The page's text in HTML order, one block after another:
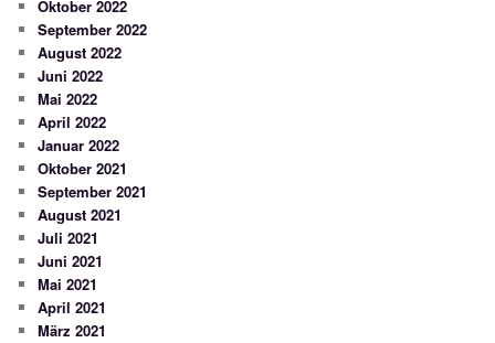
Oktober 2022
September 2022
August 2022
Juni 2022
Mai 2022
April 2022
Januar 2022
Oktober 2021
September 2021
August 2021
Juli 2021
Juni 2021
Mai 2021
April 2021
März 2021